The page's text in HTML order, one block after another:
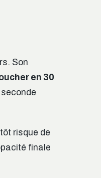
Son
en 30
risque de
finale